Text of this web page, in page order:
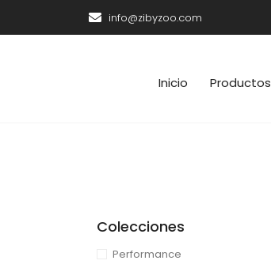
info@zibyzoo.com
Inicio Productos
Colecciones
Performance